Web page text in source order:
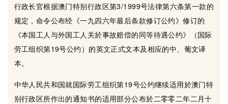
行政长官根据澳门特别行政区第3/1999号法律第六条第一款的
规定，命令公布经《一九四六年最后条款修订公约》修订的
《本国工人与外国工人关於事故赔偿的同等待遇公约》（国际
劳工组织第19号公约）的英文正式文本及相应的中、葡文译
本。
中华人民共和国就国际劳工组织第19号公约继续适用於澳门特
别行政区所作出的通知书的适用部分公布於二零零二年二月十